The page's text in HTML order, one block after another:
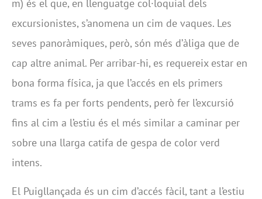
m) és el que, en llenguatge col·loquial dels
excursionistes, s’anomena un cim de vaques. Les
seves panoràmiques, però, són més d’àliga que de
cap altre animal. Per arribar-hi, es requereix estar en
bona forma física, ja que l’accés en els primers
trams es fa per forts pendents, però fer l’excursió
fins al cim a l’estiu és el més similar a caminar per
sobre una llarga catifa de gespa de color verd
intens.
El Puigllançada és un cim d’accés fàcil, tant a l’estiu